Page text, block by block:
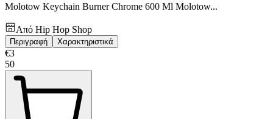
Molotow Keychain Burner Chrome 600 Ml Molotow...
Από Hip Hop Shop
Περιγραφή Χαρακτηριστικά
€3
50